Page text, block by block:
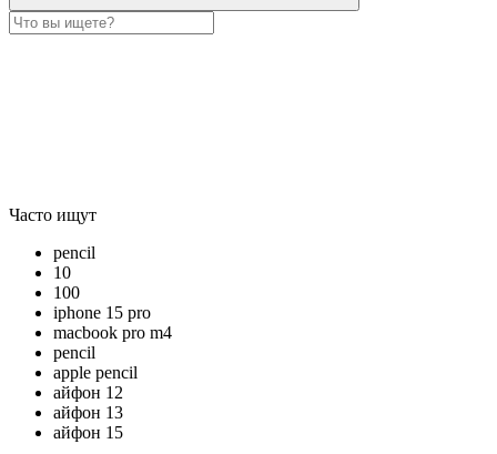
Часто ищут
pencil
10
100
iphone 15 pro
macbook pro m4
pencil
apple pencil
айфон 12
айфон 13
айфон 15